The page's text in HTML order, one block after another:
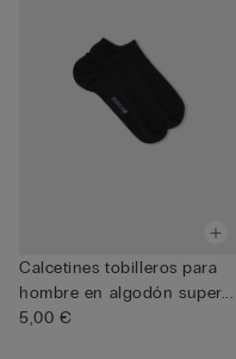
Calcetines tobilleros para
hombre en algodón super...
5,00 €